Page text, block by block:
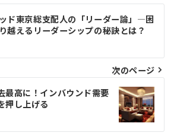
ド東京総支配人の「リーダー論」—困
越えるリーダーシップの秘訣とは？
次のページ
最高に！インバウンド需要
押し上げる